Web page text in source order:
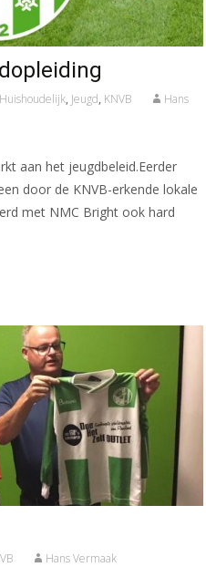
Huishoudelijk, Jeugd, KNVB
Hans
aan het jeugdbeleid.Eerder
door de KNVB-erkende lokale
met NMC Bright ook hard
Hans Vermaak